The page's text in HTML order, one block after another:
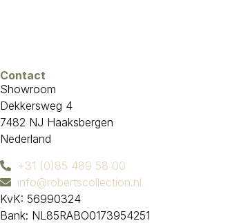
Contact
Showroom
Dekkersweg 4
7482 NJ Haaksbergen
Nederland
+31 (0)85 489 58 00
info@robertscollection.nl
KvK: 56990324
Bank: NL85RABO0173954251